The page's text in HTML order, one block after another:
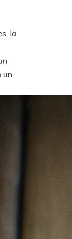
la
un